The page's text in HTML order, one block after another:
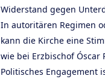
Widerstand gegen
In autoritären Regimen
kann die Kirche eine
wie bei Erzbischof Óscar
Politisches Engagement